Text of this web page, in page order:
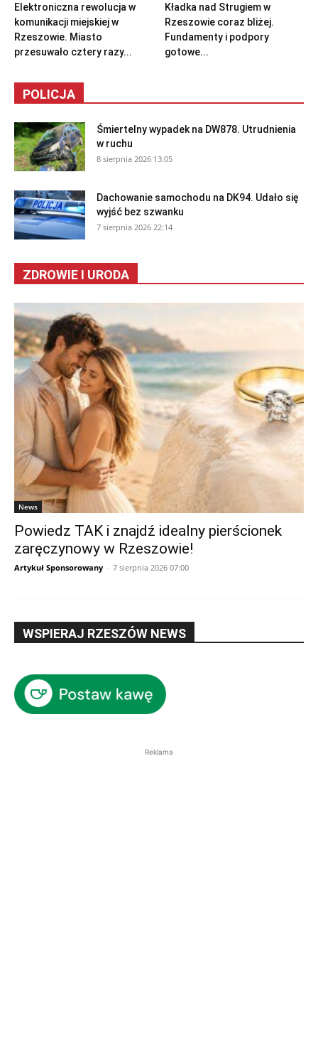
Elektroniczna rewolucja w
komunikacji miejskiej w
Rzeszowie. Miasto
przesuwało cztery razy...
Kładka nad Strugiem w
Rzeszowie coraz bliżej.
Fundamenty i podpory
gotowe...
POLICJA
Śmiertelny wypadek na DW878. Utrudnienia
w ruchu
8 sierpnia 2026 13:05
Dachowanie samochodu na DK94. Udało się
wyjść bez szwanku
7 sierpnia 2026 22:14
ZDROWIE I URODA
News
Powiedz TAK i znajdź idealny pierścionek
zaręczynowy w Rzeszowie!
Artykuł Sponsorowany - 7 sierpnia 2026 07:00
WSPIERAJ RZESZÓW NEWS
Reklama